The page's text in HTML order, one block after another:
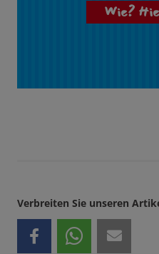
Wie?
Verbreiten Sie unseren